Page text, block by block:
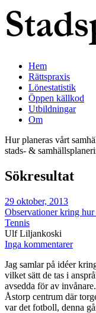
Hem
Rättspraxis
Lönestatistik
Öppen källkod
Utbildningar
Om
Hur planeras vårt
stads- &
Sökresultat
29 oktober, 2013
Observationer kring
Tennis
Ulf Liljankoski
Inga kommentarer
Jag samlar på idéer
vilket sätt de tas i
avsedda för av
Åstorp centrum där
var det fotboll, denna